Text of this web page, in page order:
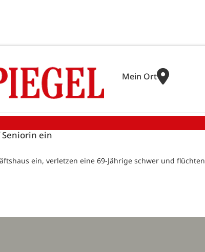
Mein Ort
ein
ein, verletzen eine 69-Jährige schwer und flüchten